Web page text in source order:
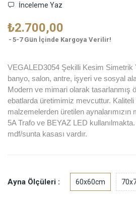
İnceleme Yaz
₺2.700,00
5-7 Gün İçinde Kargoya Verilir!
VEGALED3054 Şekilli Kesim Simetrik
banyo, salon, antre, işyeri ve sosyal
Modern ve mimari olarak tasarlanmış
ebatlarda üretimimiz mevcuttur. Kaliteli
malzemelerden üretilen aynalarımızın
5A Trafo ve BEYAZ LED
mdf/sunta kasası vardır.
Ayna Ölçüleri : 60x60cm